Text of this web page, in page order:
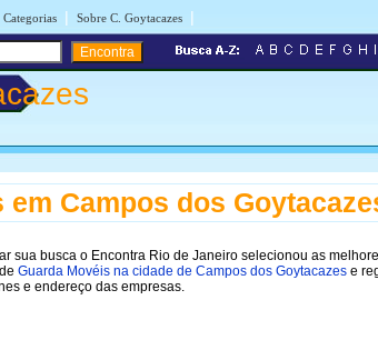
Categorias | Sobre C. Goytacazes |
em Campos dos
sua busca o Encontra Rio de Janeiro selecionou as
Guarda Movéis na cidade de Campos dos Goytacazes e
e endereço das empresas.